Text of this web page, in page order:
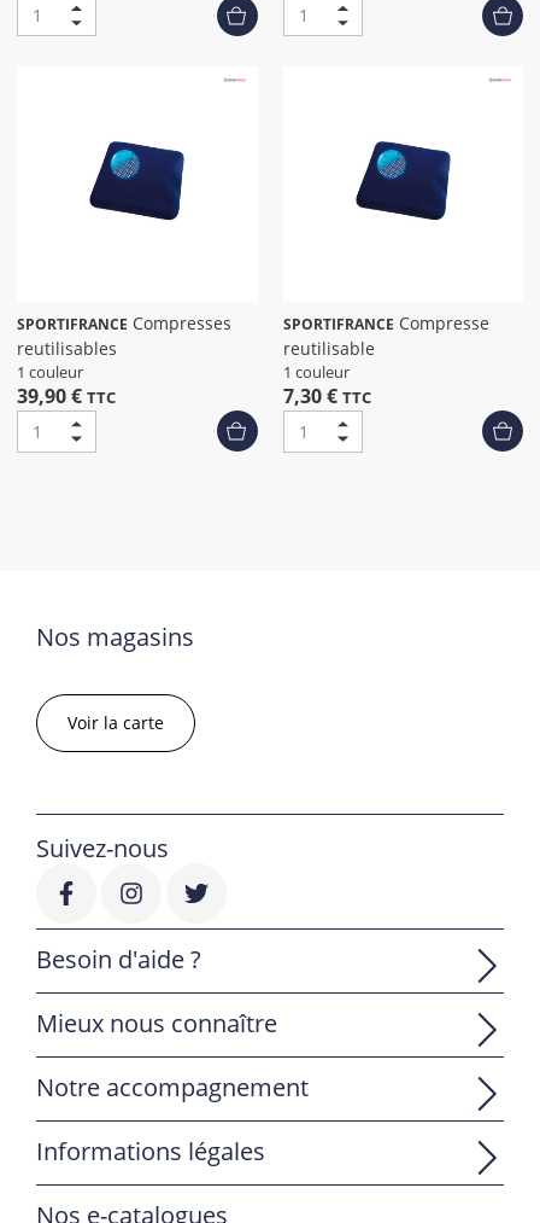
SPORTIFRANCE
reutilisables
1 couleur
39,90 € TTC
SPORTIFRANCE
reutilisable
1 couleur
7,30 € TTC
Nos magasins
Voir la carte
Suivez-nous
Besoin d'aide ?
Mieux nous connaître
Notre accompagnement
Informations légales
Nos e-catalogues